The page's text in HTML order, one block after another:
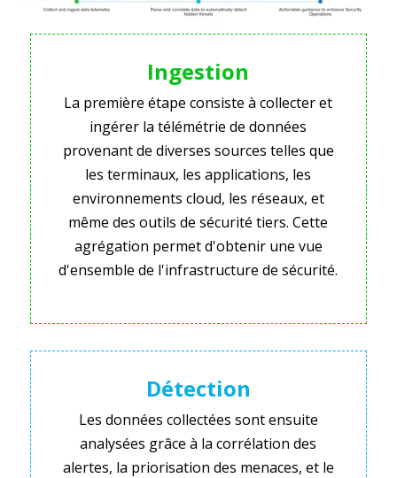
Ingestion
La première étape consiste à collecter et
ingérer la télémétrie de données
provenant de diverses sources telles que
les terminaux, les applications, les
environnements cloud, les réseaux, et
même des outils de sécurité tiers. Cette
agrégation permet d'obtenir une vue
d'ensemble de l'infrastructure de sécurité.
Détection
Les données collectées sont ensuite
analysées grâce à la corrélation des
alertes, la priorisation des menaces, et le